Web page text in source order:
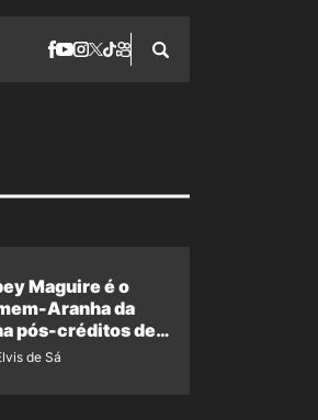
Maguire é o
Aranha da
pós-créditos de
Dia?
de Sá